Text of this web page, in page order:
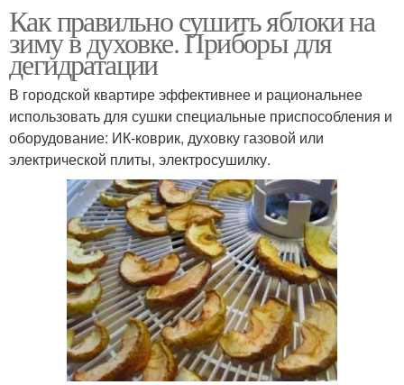
Как правильно сушить яблоки на
зиму в духовке. Приборы для
дегидратации
В городской квартире эффективнее и рациональнее
использовать для сушки специальные приспособления и
оборудование: ИК-коврик, духовку газовой или
электрической плиты, электросушилку.